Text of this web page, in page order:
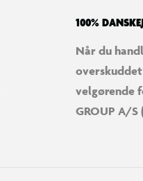
100%
Når du
velgørende
GROUP A/S